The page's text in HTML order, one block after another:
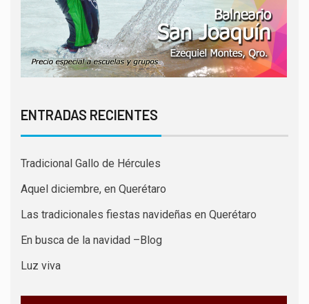
ENTRADAS RECIENTES
Tradicional Gallo de Hércules
Aquel diciembre, en Querétaro
Las tradicionales fiestas navideñas en Querétaro
En busca de la navidad –Blog
Luz viva